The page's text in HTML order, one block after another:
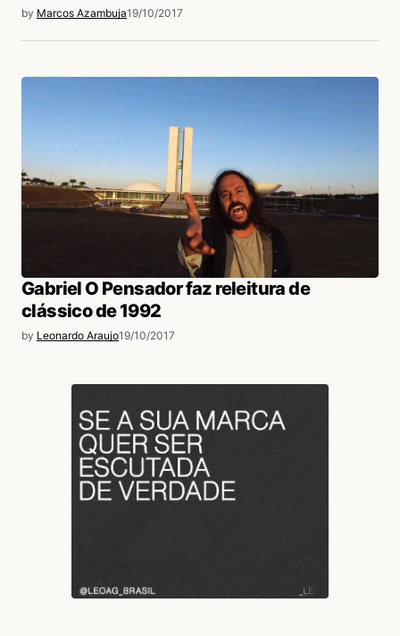
by Marcos Azambuja19/10/2017
Gabriel O Pensador faz releitura de
clássico de 1992
by Leonardo Araujo19/10/2017